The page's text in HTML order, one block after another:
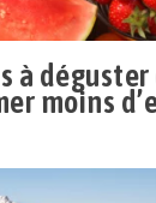
à
moins